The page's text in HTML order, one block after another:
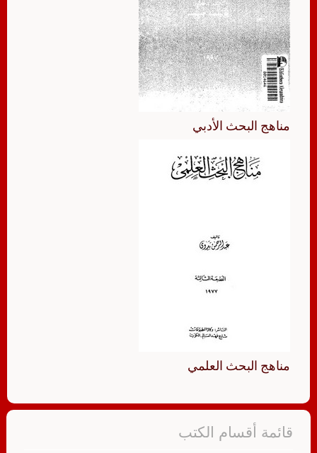
مناهج البحث الأدبي
مناهج البحث العلمي
قائمة أقسام الكتب